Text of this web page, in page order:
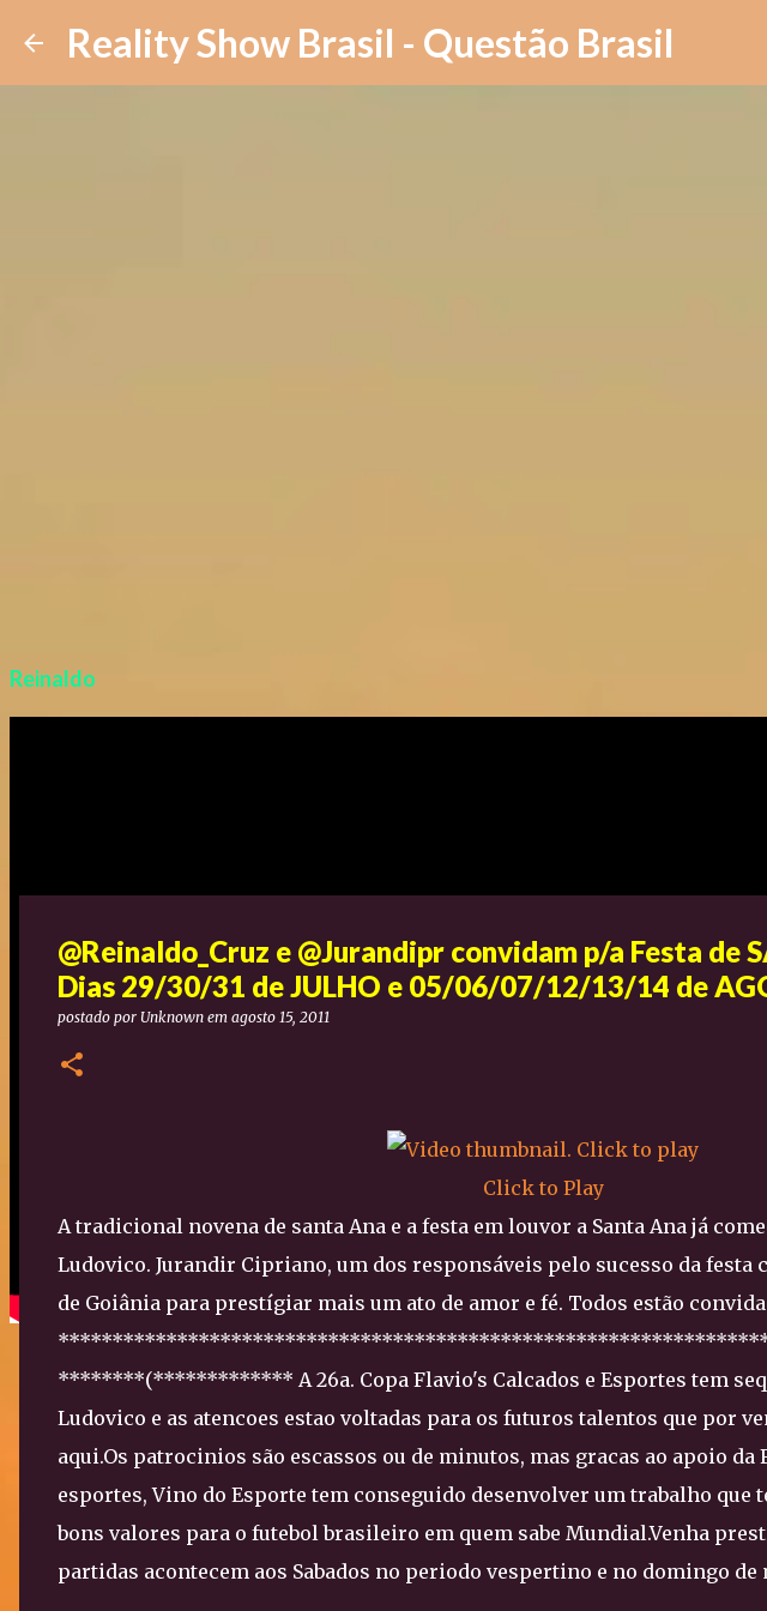
Reality Show Brasil - Questão Brasil
Reinaldo
@Reinaldo_Cruz e @Jurandipr convidam p/a Festa de
Dias 29/30/31 de JULHO e 05/06/07/12/13/14 de
postado por Unknown em agosto 15, 2011
Click to Play
A tradicional novena de santa Ana e a festa em louvor a Santa Ana já
Ludovico. Jurandir Cipriano, um dos responsáveis pelo sucesso da festa
de Goiânia para prestígiar mais um ato de amor e fé. Todos estão
********(************* A 26a. Copa Flavio's Calcados e Esportes tem
Ludovico e as atencoes estao voltadas para os futuros talentos que por
aqui.Os patrocinios são escassos ou de minutos, mas gracas ao apoio da
esportes, Vino do Esporte tem conseguido desenvolver um trabalho que
bons valores para o futebol brasileiro em quem sabe Mundial.Venha
partidas acontecem aos Sabados no periodo vespertino e no domingo de